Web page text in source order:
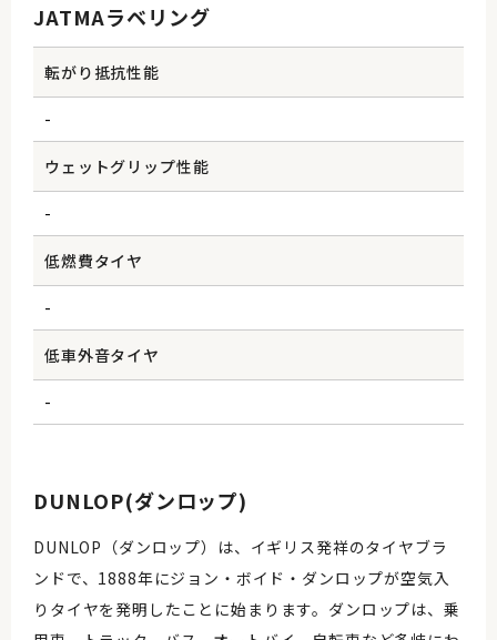
JATMAラベリング
転がり抵抗性能
-
ウェットグリップ性能
-
低燃費タイヤ
-
低車外音タイヤ
-
DUNLOP(ダンロップ)
DUNLOP（ダンロップ）は、イギリス発祥のタイヤブラ
ンドで、1888年にジョン・ボイド・ダンロップが空気入
りタイヤを発明したことに始まります。ダンロップは、乗